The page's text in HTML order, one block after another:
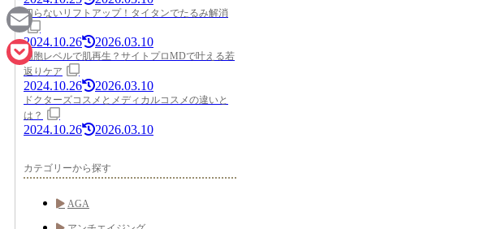
切らないリフトアップ！タイタンでたるみ解消
2024.10.26 2026.03.10
細胞レベルで肌再生？サイトプロMDで叶える若
返りケア
2024.10.26 2026.03.10
ドクターズコスメとメディカルコスメの違いと
は？
2024.10.26 2026.03.10
カテゴリーから探す
AGA
Facebook
Email
Pocket